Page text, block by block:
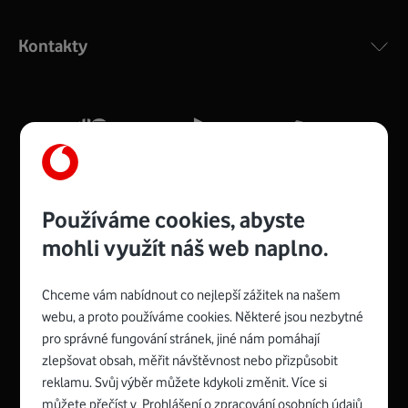
silný signál pro celou domácnost. Kompaktní rozměry 21
Více o COMPAL CH7465VF
Zyxel VMG8623-T50B:
Rozměry modemu jsou 16 x 22 x 7,5 cm (včetně stojánku)
a nabízí 4 gigabitové LAN porty a bezdrátové připojení Wi-
Spojte se s Vodafonem
Kontakty
Používáme cookies, abyste
mohli využít náš web naplno.
Chceme vám nabídnout co nejlepší zážitek na našem
webu, a proto používáme cookies. Některé jsou nezbytné
pro správné fungování stránek, jiné nám pomáhají
zlepšovat obsah, měřit návštěvnost nebo přizpůsobit
reklamu. Svůj výběr můžete kdykoli změnit. Více si
můžete přečíst v Prohlášení o zpracování osobních údajů